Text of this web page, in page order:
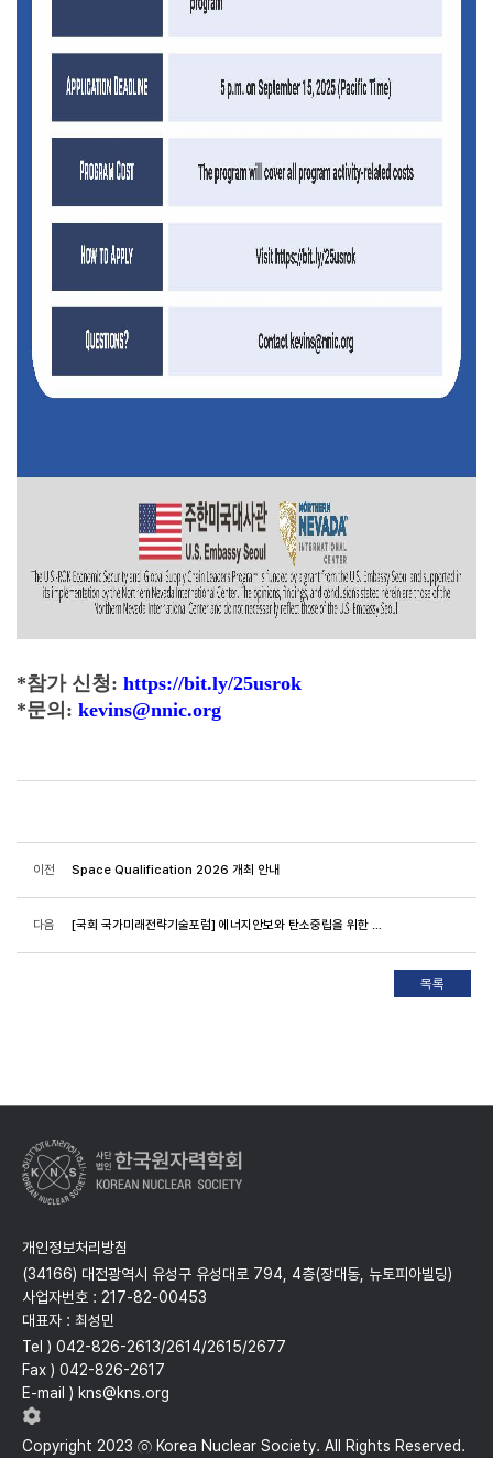
*참가 신청: https://bit.ly/25usrok
*문의: kevins@nnic.org
이전 Space Qualification 2026 개최 안내
다음 [국회 국가미래전략기술포럼] 에너지안보와 탄소중립을 위한 전략 개최 안내
개인정보처리방침
(34166) 대전광역시 유성구 유성대로 794, 4층(장대동, 뉴토피아빌딩)
사업자번호 : 217-82-00453
대표자 : 최성민
Tel ) 042-826-2613/2614/2615/2677
Fax ) 042-826-2617
E-mail ) kns@kns.org
Copyright 2023 ⓒ Korea Nuclear Society. All Rights Reserved.